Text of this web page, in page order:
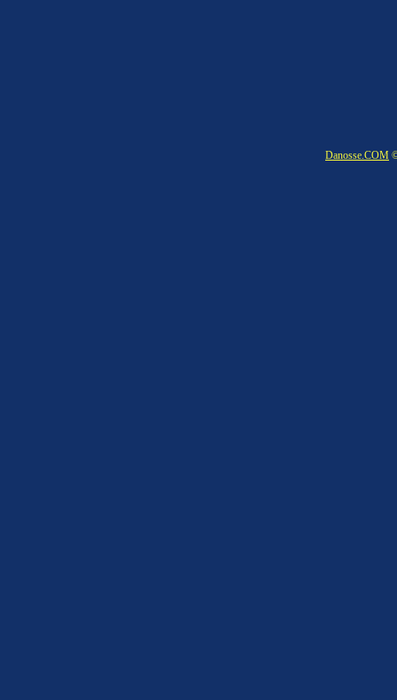
Danosse.COM